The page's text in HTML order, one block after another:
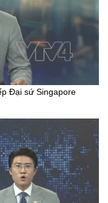
Đại sứ Singapore